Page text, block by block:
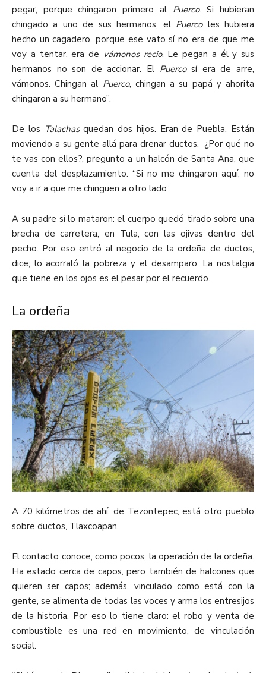
pegar, porque chingaron primero al Puerco. Si hubieran
chingado a uno de sus hermanos, el Puerco les hubiera
hecho un cagadero, porque ese vato sí no era de que me
voy a tentar, era de vámonos recio. Le pegan a él y sus
hermanos no son de accionar. El Puerco sí era de arre,
vámonos. Chingan al Puerco, chingan a su papá y ahorita
chingaron a su hermano”.
De los Talachas quedan dos hijos. Eran de Puebla. Están
moviendo a su gente allá para drenar ductos. ¿Por qué no
te vas con ellos?, pregunto a un halcón de Santa Ana, que
cuenta del desplazamiento. “Si no me chingaron aquí, no
voy a ir a que me chinguen a otro lado”.
A su padre sí lo mataron: el cuerpo quedó tirado sobre una
brecha de carretera, en Tula, con las ojivas dentro del
pecho. Por eso entró al negocio de la ordeña de ductos,
dice; lo acorraló la pobreza y el desamparo. La nostalgia
que tiene en los ojos es el pesar por el recuerdo.
La ordeña
A 70 kilómetros de ahí, de Tezontepec, está otro pueblo
sobre ductos, Tlaxcoapan.
El contacto conoce, como pocos, la operación de la ordeña.
Ha estado cerca de capos, pero también de halcones que
quieren ser capos; además, vinculado como está con la
gente, se alimenta de todas las voces y arma los entresijos
de la historia. Por eso lo tiene claro: el robo y venta de
combustible es una red en movimiento, de vinculación
social.